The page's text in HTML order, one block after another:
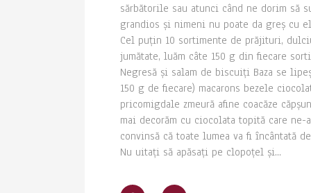
sărbătorile sau atunci când ne dorim să
grandios și nimeni nu poate da greș cu
Cel puțin 10 sortimente de prăjituri,
jumătate, luăm câte 150 g din fiecare
Negresă și salam de biscuiți Baza se
150 g de fiecare) macarons bezele
pricomigdale zmeură afine coacăze
mai decorăm cu ciocolata topită care
convinsă că toate lumea va fi încântată
Nu uitați să apăsați pe clopoțel și...